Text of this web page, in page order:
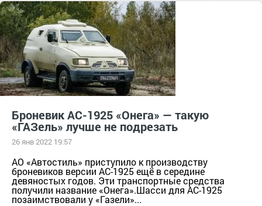
Броневик АС-1925 «Онега» — такую
«ГАЗель» лучше не подрезать
26 янв 2022 19:57
АО «Автостиль» приступило к производству
броневиков версии АС-1925 ещё в середине
девяностых годов. Эти транспортные средства
получили название «Онега».Шасси для АС-1925
позаимствовали у «Газели»...